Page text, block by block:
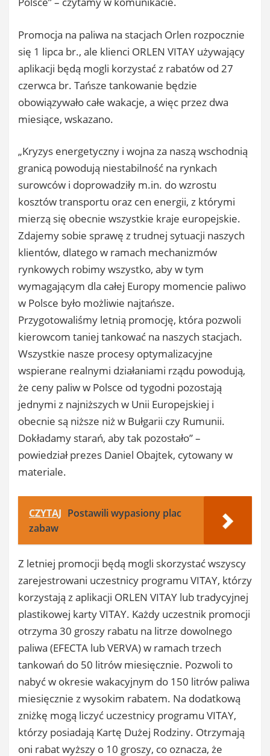
Promocja na paliwa na stacjach Orlen rozpocznie
się 1 lipca br., ale klienci ORLEN VITAY używający
aplikacji będą mogli korzystać z rabatów od 27
czerwca br. Tańsze tankowanie będzie
obowiązywało całe wakacje, a więc przez dwa
miesiące, wskazano.
„Kryzys energetyczny i wojna za naszą wschodnią
granicą powodują niestabilność na rynkach
surowców i doprowadziły m.in. do wzrostu
kosztów transportu oraz cen energii, z którymi
mierzą się obecnie wszystkie kraje europejskie.
Zdajemy sobie sprawę z trudnej sytuacji naszych
klientów, dlatego w ramach mechanizmów
rynkowych robimy wszystko, aby w tym
wymagającym dla całej Europy momencie paliwo
w Polsce było możliwie najtańsze.
Przygotowaliśmy letnią promocję, która pozwoli
kierowcom taniej tankować na naszych stacjach.
Wszystkie nasze procesy optymalizacyjne
wspierane realnymi działaniami rządu powodują,
że ceny paliw w Polsce od tygodni pozostają
jednymi z najniższych w Unii Europejskiej i
obecnie są niższe niż w Bułgarii czy Rumunii.
Dokładamy starań, aby tak pozostało” –
powiedział prezes Daniel Obajtek, cytowany w
materiale.
CZYTAJ Postawili wypasiony plac
zabaw
Z letniej promocji będą mogli skorzystać wszyscy
zarejestrowani uczestnicy programu VITAY, którzy
korzystają z aplikacji ORLEN VITAY lub tradycyjnej
plastikowej karty VITAY. Każdy uczestnik promocji
otrzyma 30 groszy rabatu na litrze dowolnego
paliwa (EFECTA lub VERVA) w ramach trzech
tankowań do 50 litrów miesięcznie. Pozwoli to
nabyć w okresie wakacyjnym do 150 litrów paliwa
miesięcznie z wysokim rabatem. Na dodatkową
zniżkę mogą liczyć uczestnicy programu VITAY,
którzy posiadają Kartę Dużej Rodziny. Otrzymają
oni rabat wyższy o 10 groszy, co oznacza, że